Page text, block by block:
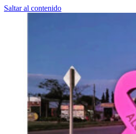
Saltar al contenido